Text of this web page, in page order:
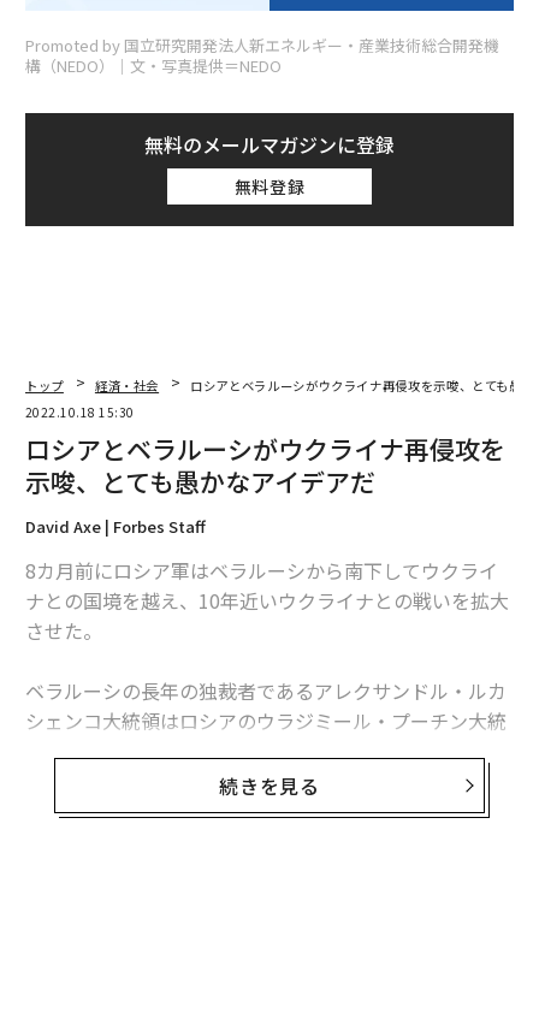
Promoted by 国立研究開発法人新エネルギー・産業技術総合開発機
構（NEDO）│文・写真提供＝NEDO
無料のメールマガジンに登録
無料登録
トップ 経済・社会
ロシアとベラルーシがウクライナ再侵攻を示唆、とても愚か
2022.10.18 15:30
ロシアとベラルーシがウクライナ再侵攻を
示唆、とても愚かなアイデアだ
David Axe | Forbes Staff
8カ月前にロシア軍はベラルーシから南下してウクライ
ナとの国境を越え、10年近いウクライナとの戦いを拡大
させた。
ベラルーシの長年の独裁者であるアレクサンドル・ルカ
シェンコ大統領はロシアのウラジミール・プーチン大統
領と親しい関係にあるが、そのベラルーシから進軍した
ロシア軍の大隊はわずか約105キロ先のウクライナの首
都キーウを目指して南下した。
続きを見る